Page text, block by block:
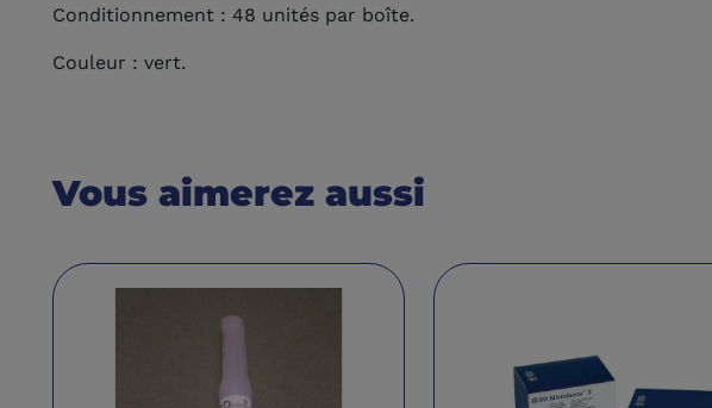
Conditionnement : 48 unités par boîte.
Couleur : vert.
Vous aimerez aussi